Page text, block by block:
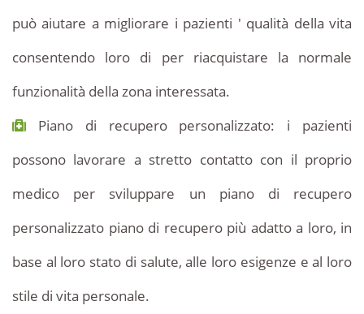
può aiutare a migliorare i pazienti ' qualità della vita
consentendo loro di per riacquistare la normale
funzionalità della zona interessata.
Piano di recupero personalizzato: i pazienti
possono lavorare a stretto contatto con il proprio
medico per sviluppare un piano di recupero
personalizzato piano di recupero più adatto a loro, in
base al loro stato di salute, alle loro esigenze e al loro
stile di vita personale.